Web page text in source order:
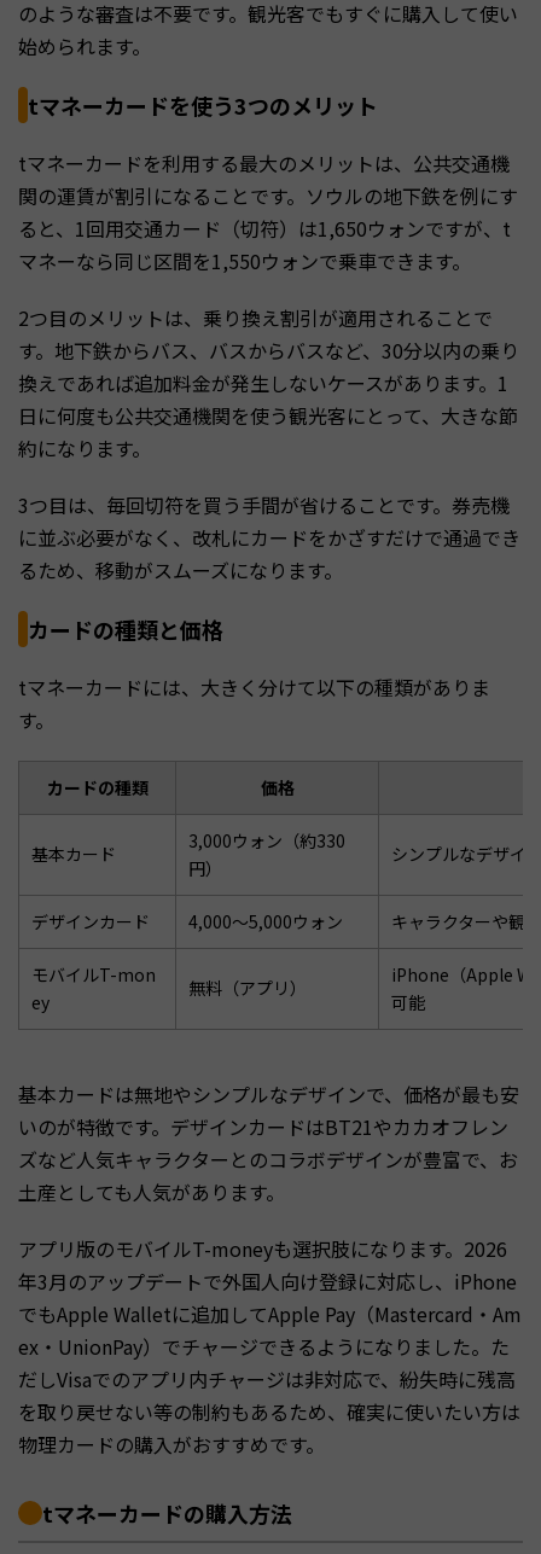
のような審査は不要です。観光客でもすぐに購入して使い
始められます。
tマネーカードを使う3つのメリット
tマネーカードを利用する最大のメリットは、公共交通機
関の運賃が割引になることです。ソウルの地下鉄を例にす
ると、1回用交通カード（切符）は1,650ウォンですが、t
マネーなら同じ区間を1,550ウォンで乗車できます。
2つ目のメリットは、乗り換え割引が適用されることで
す。地下鉄からバス、バスからバスなど、30分以内の乗り
換えであれば追加料金が発生しないケースがあります。1
日に何度も公共交通機関を使う観光客にとって、大きな節
約になります。
3つ目は、毎回切符を買う手間が省けることです。券売機
に並ぶ必要がなく、改札にカードをかざすだけで通過でき
るため、移動がスムーズになります。
カードの種類と価格
tマネーカードには、大きく分けて以下の種類がありま
す。
カードの種類 価格
基本カード
3,000ウォン（約330
円）
シンプルなデザイ
デザインカード 4,000〜5,000ウォン キャラクターや観
モバイルT-mon
ey
無料（アプリ）
iPhone（Apple
可能
基本カードは無地やシンプルなデザインで、価格が最も安
いのが特徴です。デザインカードはBT21やカカオフレン
ズなど人気キャラクターとのコラボデザインが豊富で、お
土産としても人気があります。
アプリ版のモバイルT-moneyも選択肢になります。2026
年3月のアップデートで外国人向け登録に対応し、iPhone
でもApple Walletに追加してApple Pay（Mastercard・Am
ex・UnionPay）でチャージできるようになりました。た
だしVisaでのアプリ内チャージは非対応で、紛失時に残高
を取り戻せない等の制約もあるため、確実に使いたい方は
物理カードの購入がおすすめです。
tマネーカードの購入方法